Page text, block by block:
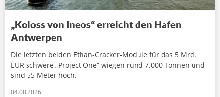
„Koloss von Ineos“ erreicht den Hafen
Antwerpen
Die letzten beiden Ethan-Cracker-Module für das 5 Mrd.
EUR schwere „Project One“ wiegen rund 7.000 Tonnen und
sind 55 Meter hoch.
04.08.2026